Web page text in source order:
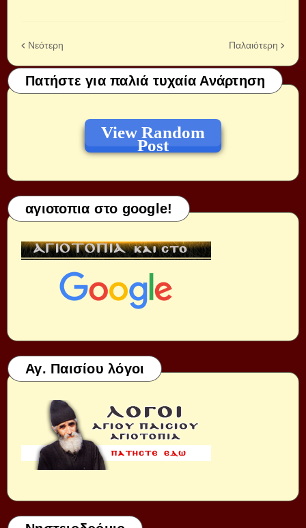
Νεότερη Παλαιότερη
Πατήστε για παλιά τυχαία Ανάρτηση
View Random
Post
αγιοτοπια στο google!
Αγ. Παισίου λόγοι